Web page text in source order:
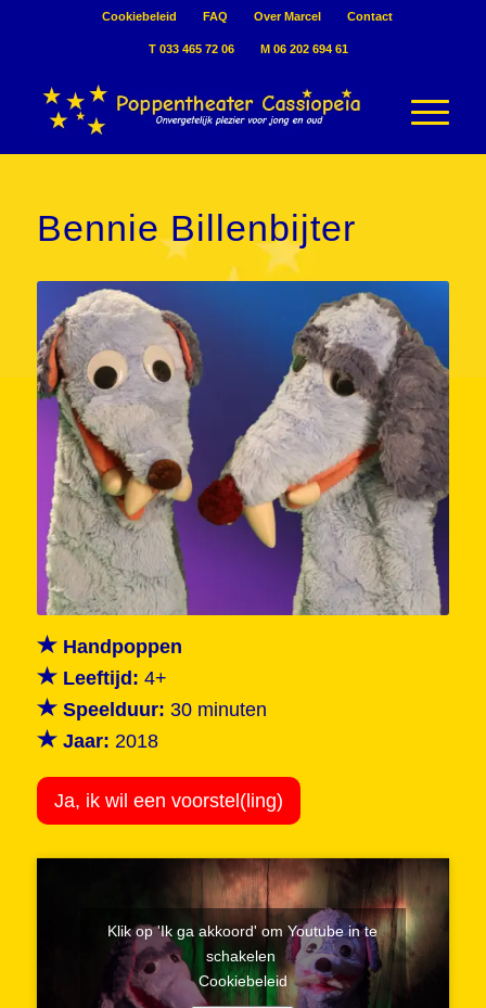
Cookiebeleid FAQ Over Marcel Contact
T 033 465 72 06 M 06 202 694 61
Bennie Billenbijter
Handpoppen
Leeftijd: 4+
Speelduur: 30 minuten
Jaar: 2018
Ja, ik wil een voorstel(ling)
Klik op 'Ik ga akkoord' om Youtube in te
schakelen
Cookiebeleid